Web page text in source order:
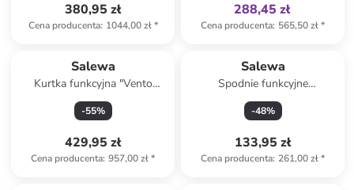
380,95 zł
Cena producenta: 1044,00 zł*
288,45 zł
Cena producenta: 565,50 zł*
Salewa
Kurtka funkcyjna "Vento
Powertex 2.5 Layers" w
kolorze czarnym
-55%
429,95 zł
Cena producenta: 957,00 zł*
Salewa
Spodnie funkcyjne
"Rosengarten" w kolorze
łososiowym
-48%
133,95 zł
Cena producenta: 261,00 zł*